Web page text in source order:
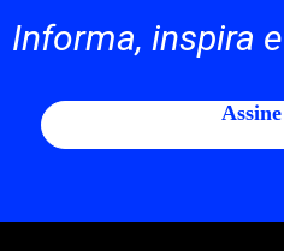
Informa, inspira